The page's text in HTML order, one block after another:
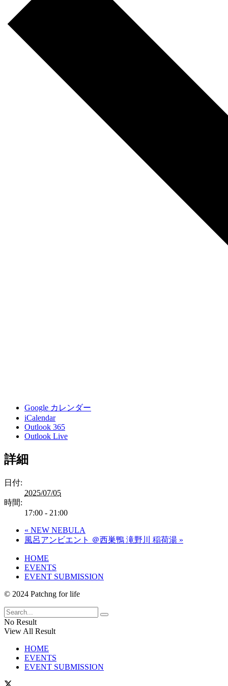
Google カレンダー
iCalendar
Outlook 365
Outlook Live
詳細
日付:
2025/07/05
時間:
17:00 - 21:00
« NEW NEBULA
風呂アンビエント ＠西巣鴨 滝野川 稲荷湯 »
HOME
EVENTS
EVENT SUBMISSION
© 2024 Patchng for life
No Result
View All Result
HOME
EVENTS
EVENT SUBMISSION